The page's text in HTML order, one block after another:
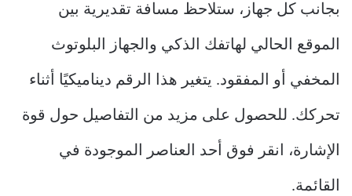
بجانب كل جهاز، ستلاحظ مسافة تقديرية بين
الموقع الحالي لهاتفك الذكي والجهاز البلوتوث
المخفي أو المفقود. يتغير هذا الرقم ديناميكيًا أثناء
تحركك. للحصول على مزيد من التفاصيل حول قوة
الإشارة، انقر فوق أحد العناصر الموجودة في
القائمة.